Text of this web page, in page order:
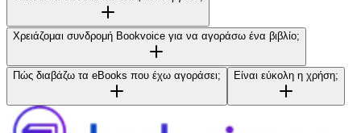
Χρειάζομαι συνδρομή Bookvoice για να αγοράσω ένα βιβλίο;
Πώς διαβάζω τα eBooks που έχω αγοράσει; Είναι εύκολη η χρήση;